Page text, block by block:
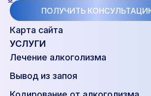
ПОЛУЧИТЬ
Карта сайта
УСЛУГИ
Лечение алкоголизма
Вывод из запоя